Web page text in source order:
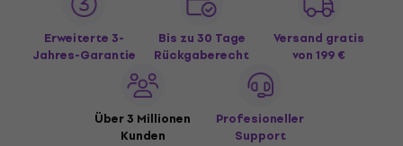
Erweiterte 3-
Jahres-Garantie
Bis zu 30 Tage
Rückgaberecht
Versand gratis
von 199 €
Über 3 Millionen
Kunden
Profesioneller
Support